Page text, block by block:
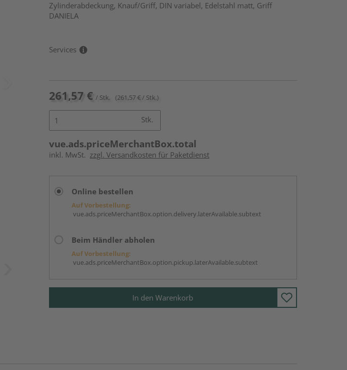
Zylinderabdeckung, Knauf/Griff, DIN variabel, Edelstahl matt, Griff
DANIELA
Services
261,57 € / Stk. (261,57 € / Stk.)
Stk.
vue.ads.priceMerchantBox.total
inkl. MwSt. zzgl. Versandkosten für Paketdienst
Online bestellen
Auf Vorbestellung:
vue.ads.priceMerchantBox.option.delivery.laterAvailable.subtext
Beim Händler abholen
Auf Vorbestellung:
vue.ads.priceMerchantBox.option.pickup.laterAvailable.subtext
In den Warenkorb